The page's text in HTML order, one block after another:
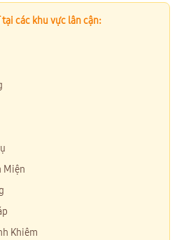
các khu vực lân cận:
Miện
Khiêm